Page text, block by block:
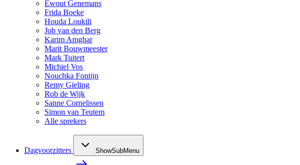
Ewout Genemans
Frida Boeke
Houda Loukili
Job van den Berg
Karim Amghar
Marit Bouwmeester
Mark Tuitert
Michiel Vos
Nouchka Fontijn
Remy Gieling
Rob de Wijk
Sanne Cornelissen
Simon van Teutem
Alle sprekers
Dagvoorzitters ShowSubMenu